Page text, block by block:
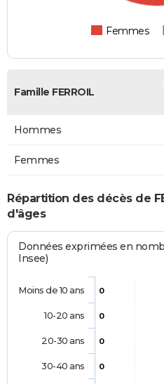
Femmes
Famille FERROIL
Hommes
Femmes
Répartition des décès de
d'âges
Données exprimées en
Insee)
0
0
0
0
Moins de 10 ans
10-20 ans
20-30 ans
30-40 ans